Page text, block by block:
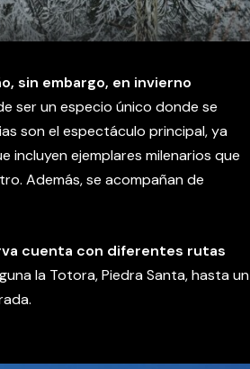
sin embargo, en invierno
ser un especio único donde se
son el espectáculo principal, ya
incluyen ejemplares milenarios que
Además, se acompañan de
cuenta con diferentes rutas
la Totora, Piedra Santa, hasta un